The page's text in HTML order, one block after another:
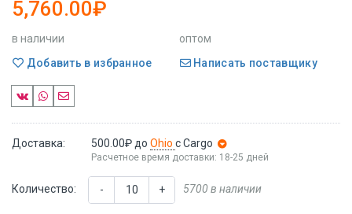
5,760.00₽
в наличии
оптом
Добавить в избранное
Написать поставщику
Доставка: 500.00₽ до Ohio с Cargo
Расчетное время доставки: 18-25 дней
Количество: - + 5700 в наличии